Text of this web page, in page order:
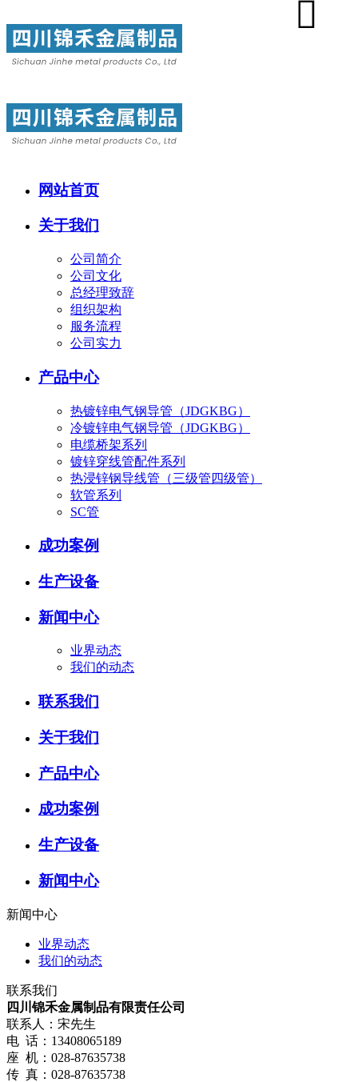
网站首页
关于我们
公司简介
公司文化
总经理致辞
组织架构
服务流程
公司实力
产品中心
热镀锌电气钢导管（JDGKBG）
冷镀锌电气钢导管（JDGKBG）
电缆桥架系列
镀锌穿线管配件系列
热浸锌钢导线管（三级管四级管）
软管系列
SC管
成功案例
生产设备
新闻中心
业界动态
我们的动态
联系我们
关于我们
产品中心
成功案例
生产设备
新闻中心
新闻中心
业界动态
我们的动态
联系我们
四川锦禾金属制品有限责任公司
联系人：宋先生
电 话：13408065189
座 机：028-87635738
传 真：028-87635738